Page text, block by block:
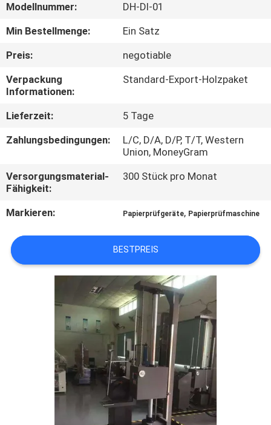
AUSFLUG
QUALITÄTSKONTROLLE
TRETEN
SIE
MIT
IN
VERBINDUNG
FORDERN
SIE
SITEMAP
PRIVACY
POLICY
Modellnummer:
DH-DI-01
Min Bestellmenge:
Ein Satz
Preis:
negotiable
Verpackung
Informationen:
Standard-Export-Holzpaket
Lieferzeit:
5 Tage
Zahlungsbedingungen:
L/C, D/A, D/P, T/T, Western
Union, MoneyGram
Versorgungsmaterial-
Fähigkeit:
300 Stück pro Monat
Markieren: Papierprüfgeräte, Papierprüfmaschine
BESTPREIS